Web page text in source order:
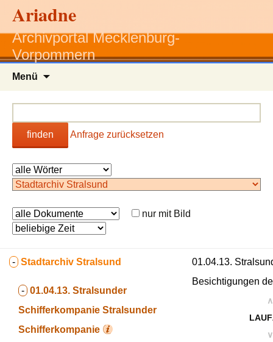
Ariadne
Archivportal Mecklenburg-
Vorpommern
Menü
finden Anfrage zurücksetzen
nur mit Bild
- Stadtarchiv Stralsund
- 01.04.13. Stralsunder
Schifferkompanie Stralsunder
Schifferkompanie
01.04.13.
Besichtigungen
∧
∨